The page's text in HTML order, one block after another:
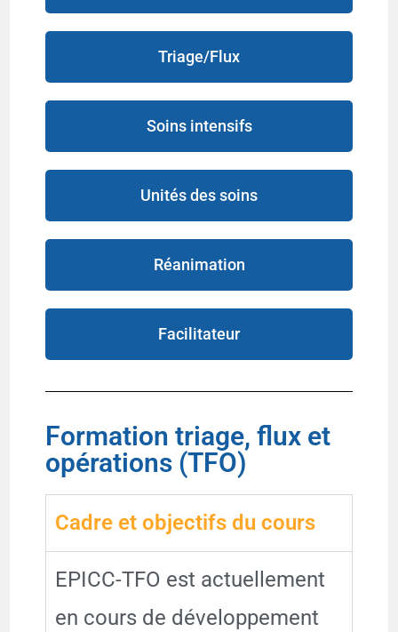
Triage/Flux
Soins intensifs
Unités des soins
Réanimation
Facilitateur
Formation triage, flux et
opérations (TFO)
Cadre et objectifs du cours
EPICC-TFO est actuellement
en cours de développement